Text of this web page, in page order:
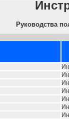
Руководства